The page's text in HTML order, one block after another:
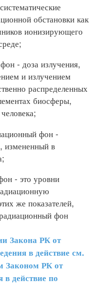
обстановки как
ионизирующего
- доза излучения,
и излучением
распределенных
биосферы,
фон -
измененный в
- это уровни
же показателей,
фон
Закона РК от
в действие см.
Законом РК от
в действие по